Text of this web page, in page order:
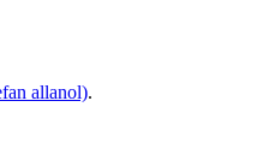
allanol).